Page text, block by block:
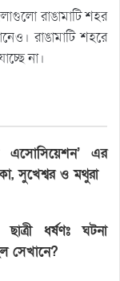
রাঙামাটি শহর
রাঙামাটি শহরে
না।
এসোসিয়েশন’ এর
সুখেশ্বর ও মথুরা
ধর্ষণঃ ঘটনা
সেখানে?